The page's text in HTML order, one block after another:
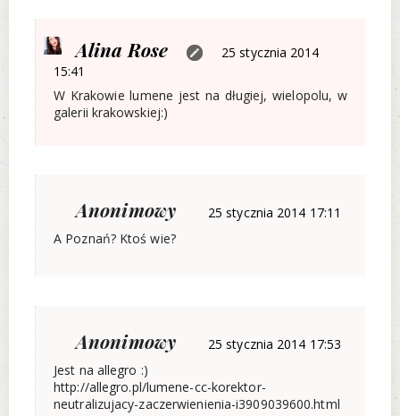
Alina Rose
25 stycznia 2014
15:41
W Krakowie lumene jest na długiej, wielopolu, w
galerii krakowskiej:)
Anonimowy
25 stycznia 2014 17:11
A Poznań? Ktoś wie?
Anonimowy
25 stycznia 2014 17:53
Jest na allegro :)
http://allegro.pl/lumene-cc-korektor-
neutralizujacy-zaczerwienienia-i3909039600.html